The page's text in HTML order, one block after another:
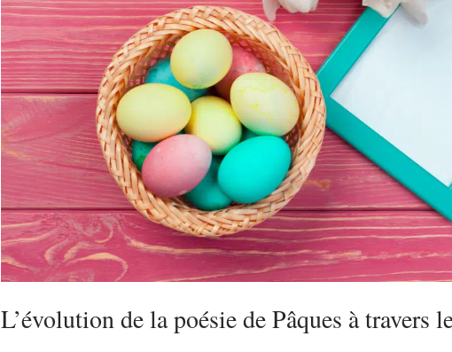
L’évolution de la poésie de Pâques à travers